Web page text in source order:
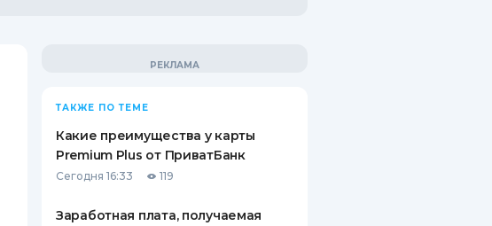
ТАКЖЕ ПО ТЕМЕ
Какие преимущества у карты
Premium Plus от ПриватБанк
Сегодня 16:33 119
Заработная плата, получаемая